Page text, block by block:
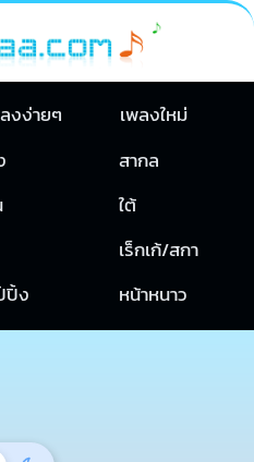
งง่ายๆ
เพลงใหม่
สากล
ใต้
เร็กเก้/สกา
ปิ้ง หน้าหนาว